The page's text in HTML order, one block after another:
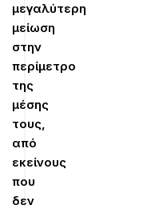
μεγαλύτερη
μείωση
στην
περίμετρο
της
μέσης
τους,
από
εκείνους
που
δεν